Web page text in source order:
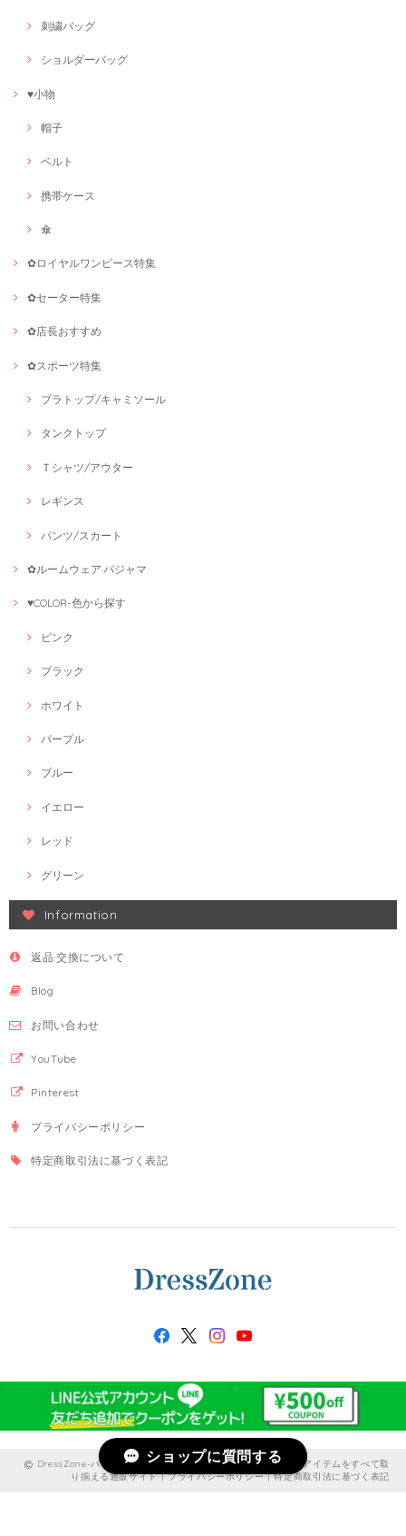
刺繍バッグ
ショルダーバッグ
♥小物
帽子
ベルト
携帯ケース
傘
✿ロイヤルワンピース特集
✿セーター特集
✿店長おすすめ
✿スポーツ特集
ブラトップ/キャミソール
タンクトップ
Ｔシャツ/アウター
レギンス
パンツ/スカート
✿ルームウェア·パジャマ
♥COLOR-色から探す
ピンク
ブラック
ホワイト
パープル
ブルー
イエロー
レッド
グリーン
Information
返品·交換について
Blog
お問い合わせ
YouTube
Pinterest
プライバシーポリシー
特定商取引法に基づく表記
DressZone-パーティードレス、プライベート、出勤服などのアイテムをすべて取
り揃える通販サイト |プライバシーポリシー|特定商取引法に基づく表記
ショップに質問する